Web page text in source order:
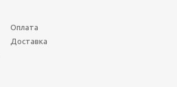
Оплата
Доставка